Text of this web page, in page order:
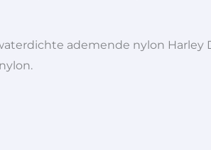
ademende nylon